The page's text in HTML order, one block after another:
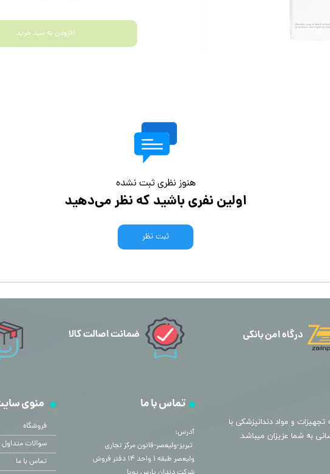
افزودن به سبد خرید
هنوز نظری ثبت نشده
اولین نفری باشید که نظر می‌دهید
ثبت نظر
و مواد دندانپزشکی با
منوی
فروشگاه
سوالات متداول
تماس با ما
تماس با ما
آدرس:
​​​​​​​ تبریز-ولیعصر-قانون مرکز تجاری
ولیعصر طبقه ۱ واحد ۱۴ دفتر فروش
درگاه امن بانکی ضمانت اصالت کالا